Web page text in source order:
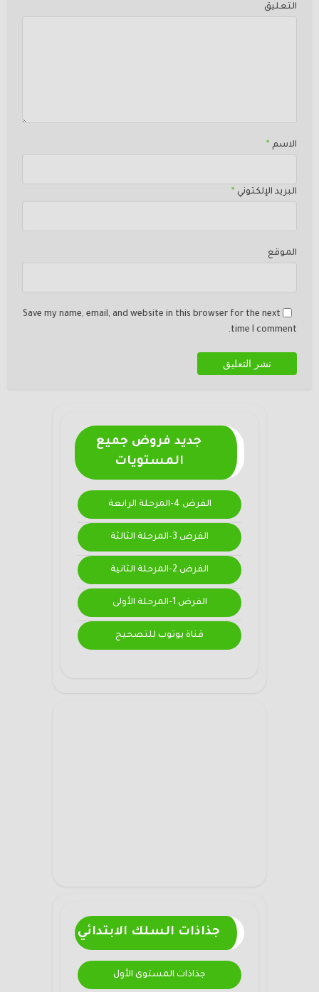
التعليق
الاسم *
البريد الإلكتوني *
الموقع
Save my name, email, and website in this browser for the next
time I comment.
جديد فروض جميع
المستويات
الفرض 4-المرحلة الرابعة
الفرض 3-المرحلة الثالثة
الفرض 2-المرحلة الثانية
الفرض 1-المرحلة الأولى
قناة يوتوب للتصحيح
جذاذات السلك الابتدائي
جذاذات المستوى الأول